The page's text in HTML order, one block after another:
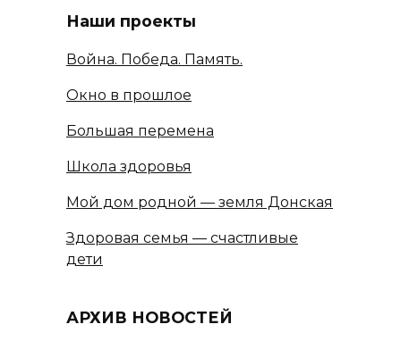
Наши проекты
Война. Победа. Память.
Окно в прошлое
Большая перемена
Школа здоровья
Мой дом родной — земля Донская
Здоровая семья — счастливые
дети
АРХИВ НОВОСТЕЙ